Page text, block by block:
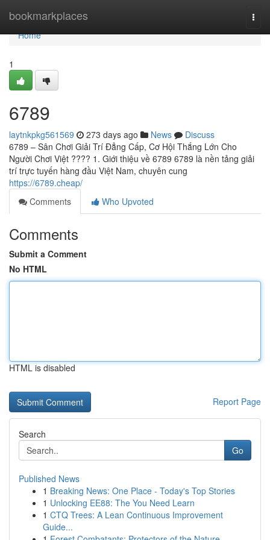
bookmarkplaces
Home
Home
1
6789
laytnkpkg561569 273 days ago News
Discuss
6789 – Sân Chơi Giải Trí Đẳng Cấp, Cơ Hội Thắng Lớn Cho
Người Chơi Việt ???? 1. Giới thiệu về 6789 6789 là nền tảng giải
trí trực tuyến hàng đầu Việt Nam, chuyên cung
https://6789.cheap/
Comments
Who Upvoted
Comments
Submit a Comment
No HTML
HTML is disabled
Report Page
Search
Go
Published News
1 Breaking News: One Place - Today's Top Stories
1 Unlocking EE88: The You Need Learn
1 CTQ Trees: A Lean Continuous Improvement
Guide...